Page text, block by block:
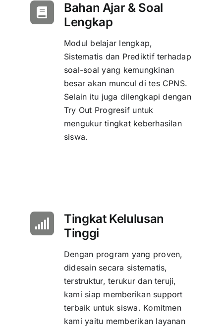
Bahan Ajar & Soal
Lengkap
Modul belajar lengkap,
Sistematis dan Prediktif terhadap
soal-soal yang kemungkinan
besar akan muncul di tes CPNS.
Selain itu juga dilengkapi dengan
Try Out Progresif untuk
mengukur tingkat keberhasilan
siswa.
Tingkat Kelulusan
Tinggi
Dengan program yang proven,
didesain secara sistematis,
terstruktur, terukur dan teruji,
kami siap memberikan support
terbaik untuk siswa. Komitmen
kami yaitu memberikan layanan